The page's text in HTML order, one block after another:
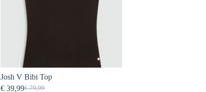
Josh V Bibi Top
€79,99
€ 39,99